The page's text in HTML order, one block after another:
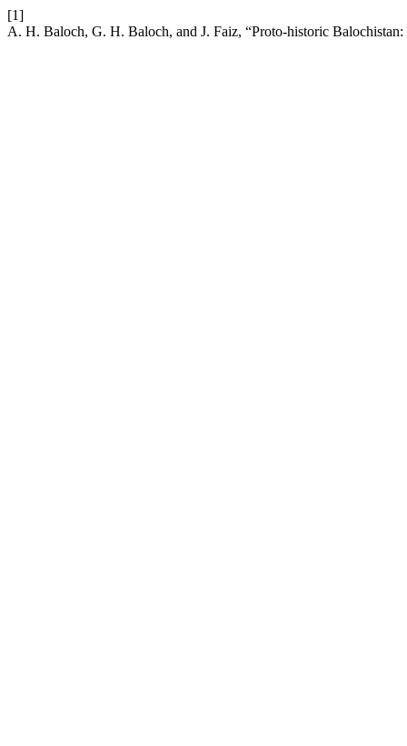
[1]
A. H. Baloch, G. H. Baloch, and J. Faiz, “Proto-historic